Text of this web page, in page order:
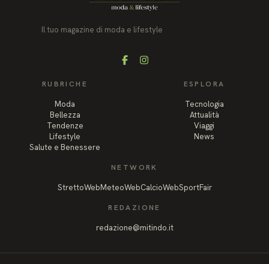
Il tuo magazine di moda e lifestyle
FacebookInstagram
RUBRICHE
Moda
Bellezza
Tendenze
Lifestyle
Salute e Benessere
ESPLORA
Tecnologia
Attualità
Viaggi
News
NETWORK
StrettoWebMeteoWebCalcioWebSportFair
REDAZIONE
redazione@mitindo.it